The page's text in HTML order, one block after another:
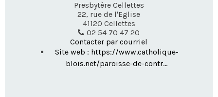
Presbytère Cellettes
22, rue de l'Eglise
41120 Cellettes
02 54 70 47 20
Contacter par courriel
Site web : https://www.catholique-
blois.net/paroisse-de-contr...